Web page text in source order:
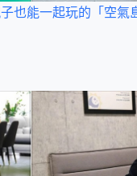
也能一起玩的「空氣